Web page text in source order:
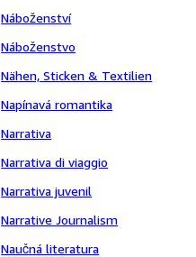
Náboženství
Náboženstvo
Nähen, Sticken & Textilien
Napínavá romantika
Narrativa
Narrativa di viaggio
Narrativa juvenil
Narrative Journalism
Naučná literatura